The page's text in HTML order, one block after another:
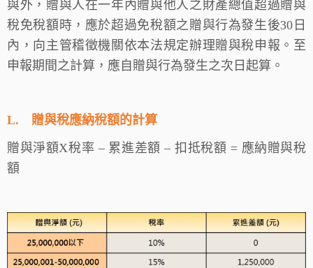
與外，贈與人在一年內贈與他人之財產總值超過贈與
稅免稅額時，應於超過免稅額之贈與行為發生後30日
內，向主管稽徵機關依本法規定辦理贈與稅申報。至
申報期間之計算，應自贈與行為發生之次日起算。
L. 贈與稅應納稅額的計算
贈與淨額X稅率 – 累進差額 – 扣抵稅額 = 應納贈與稅
額